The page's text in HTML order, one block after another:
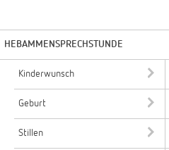
HEBAMMENSPRECHSTUNDE
Kinderwunsch
Geburt
Stillen